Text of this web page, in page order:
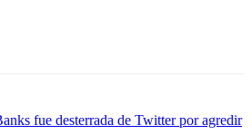
fue desterrada de Twitter por agredir